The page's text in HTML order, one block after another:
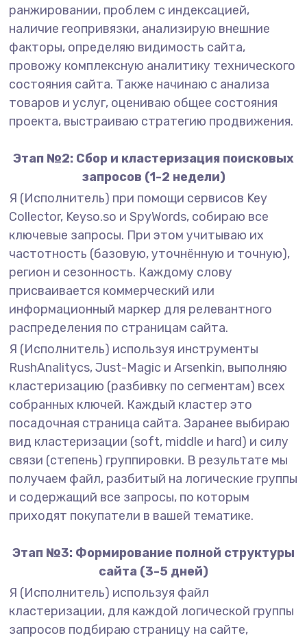
ранжировании, проблем с индексацией,
наличие геопривязки, анализирую внешние
факторы, определяю видимость сайта,
провожу комплексную аналитику технического
состояния сайта. Также начинаю с анализа
товаров и услуг, оцениваю общее состояния
проекта, выстраиваю стратегию продвижения.
Этап №2: Сбор и кластеризация поисковых
запросов (1-2 недели)
Я (Исполнитель) при помощи сервисов Key
Collector, Keyso.so и SpyWords, собираю все
ключевые запросы. При этом учитываю их
частотность (базовую, уточнённую и точную),
регион и сезонность. Каждому слову
присваивается коммерческий или
информационный маркер для релевантного
распределения по страницам сайта.
Я (Исполнитель) используя инструменты
RushAnalitycs, Just-Magic и Arsenkin, выполняю
кластеризацию (разбивку по сегментам) всех
собранных ключей. Каждый кластер это
посадочная страница сайта. Заранее выбираю
вид кластеризации (soft, middle и hard) и силу
связи (степень) группировки. В результате мы
получаем файл, разбитый на логические группы
и содержащий все запросы, по которым
приходят покупатели в вашей тематике.
Этап №3: Формирование полной структуры
сайта (3-5 дней)
Я (Исполнитель) используя файл
кластеризации, для каждой логической группы
запросов подбираю страницу на сайте,